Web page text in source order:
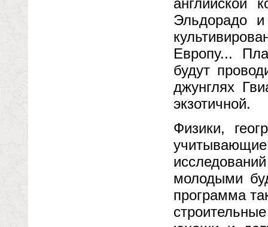
английской
Эльдорадо
Европу...
будут
джунглях
экзотичной.
Физики,
учитывающие
молодыми
программа